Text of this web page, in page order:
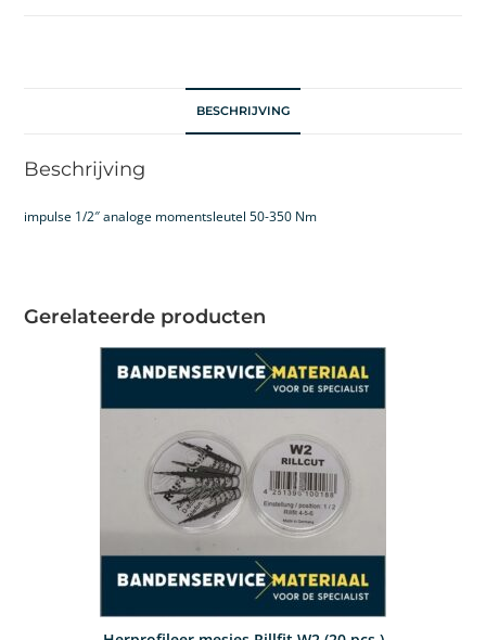
BESCHRIJVING
Beschrijving
impulse 1/2″ analoge momentsleutel 50-350 Nm
Gerelateerde producten